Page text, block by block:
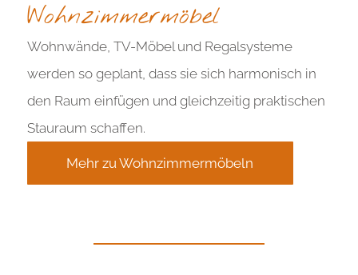
Wohnzimmermöbel
Wohnwände, TV-Möbel und Regalsysteme
werden so geplant, dass sie sich harmonisch in
den Raum einfügen und gleichzeitig praktischen
Stauraum schaffen.
Mehr zu Wohnzimmermöbeln